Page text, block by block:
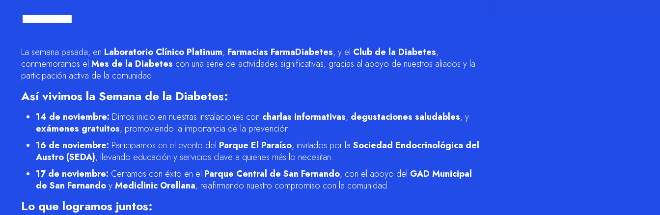
La semana pasada, en Laboratorio Clínico Platinum, Farmacias FarmaDiabetes, y el Club de la Diabetes,
conmemoramos elMes de la Diabetes con una serie de actividades significativas, gracias al apoyo de nuestros aliados y la
participación activa de la comunidad.
Así vivimos la Semana de la Diabetes:
14 de noviembre: Dimos inicio en nuestras instalaciones con charlas informativas, degustaciones saludables, y
exámenes gratuitos, promoviendo la importancia de la prevención.
16 de noviembre: Participamos en el evento del Parque El Paraíso, invitados por laSociedad Endocrinológica del
Austro (SEDA), llevando educación y servicios clave a quienes más lo necesitan.
17 de noviembre: Cerramos con éxito en el Parque Central de San Fernando, con el apoyo del GAD Municipal
de San FernandoyMediclinic Orellana, reafirmando nuestro compromiso con la comunidad.
Lo que logramos juntos: